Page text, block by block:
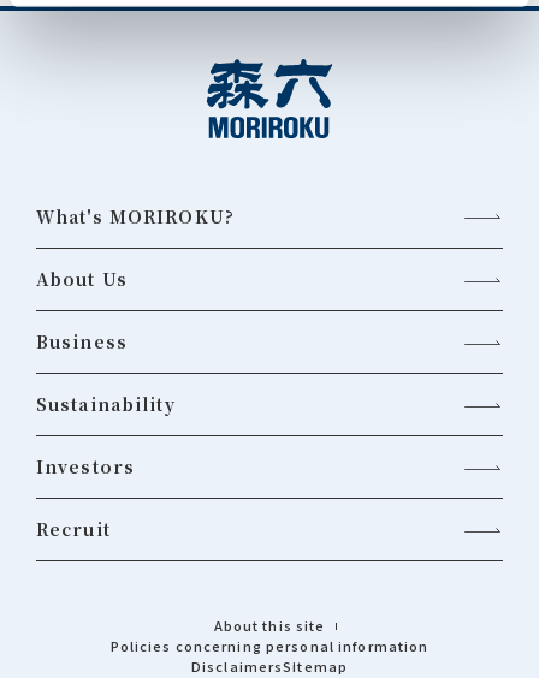
What's MORIROKU?
About Us
Business
Sustainability
Investors
Recruit
About this site
Policies concerning personal information
DisclaimersSitemap